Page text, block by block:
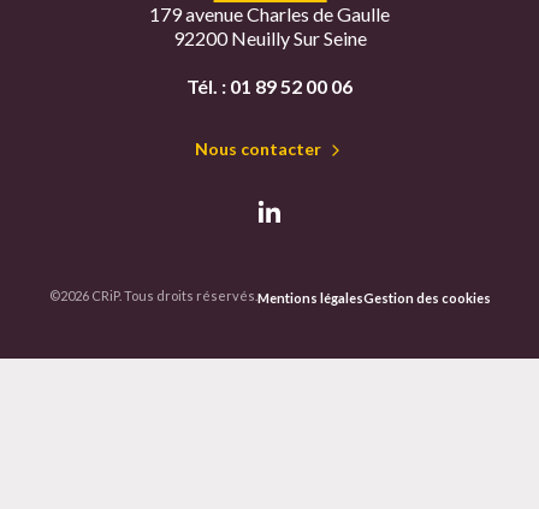
179 avenue Charles de Gaulle
92200 Neuilly Sur Seine
Tél. : 01 89 52 00 06
Nous contacter
©2026 CRiP. Tous droits réservés.Mentions légalesGestion des cookies